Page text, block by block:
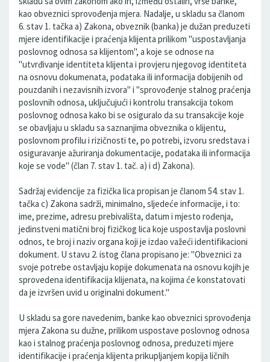
kao obveznici sprovođenja mjera. Nadalje, u skladu sa članom
6. stav 1. tačka a) Zakona, obveznik (banka) je dužan preduzeti
mjere identifikacije i praćenja klijenta prilikom "uspostavljanja
poslovnog odnosa sa klijentom", a koje se odnose na
"utvrđivanje identiteta klijenta i provjeru njegovog identiteta
na osnovu dokumenata, podataka ili informacija dobijenih od
pouzdanih i nezavisnih izvora" i "sprovođenje stalnog praćenja
poslovnih odnosa, uključujući i kontrolu transakcija tokom
poslovnog odnosa kako bi se osiguralo da su transakcije koje
se obavljaju u skladu sa saznanjima obveznika o klijentu,
poslovnom profilu i rizičnosti te, po potrebi, izvoru sredstava i
osiguravanje ažuriranja dokumentacije, podataka ili informacija
koje se vode" (član 7. stav 1. tač. a) i d) Zakona).
Sadržaj evidencije za fizička lica propisan je članom 54. stav 1.
tačka c) Zakona sadrži, minimalno, sljedeće informacije, i to:
ime, prezime, adresu prebivališta, datum i mjesto rođenja,
jedinstveni matični broj fizičkog lica koje uspostavlja poslovni
odnos, te broj i naziv organa koji je izdao važeći identifikacioni
dokument. U stavu 2. istog člana propisano je: "Obveznici za
svoje potrebe ostavljaju kopije dokumenata na osnovu kojih je
sprovedena identifikacija klijenata, na kojima će konstatovati
da je izvršen uvid u originalni dokument."
U skladu sa gore navedenim, banke kao obveznici sprovođenja
mjera Zakona su dužne, prilikom uspostave poslovnog odnosa
kao i stalnog praćenja poslovnog odnosa, preduzeti mjere
identifikacije i praćenja klijenta prikupljanjem kopija ličnih